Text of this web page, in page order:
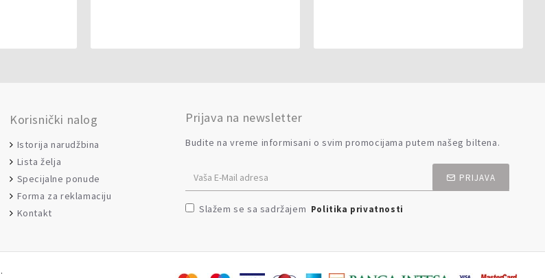
Korisnički nalog
Istorija narudžbina
Lista želja
Specijalne ponude
Forma za reklamaciju
Kontakt
Prijava na newsletter
Budite na vreme informisani o svim promocijama putem našeg biltena.
PRIJAVA
Slažem se sa sadržajem Politika privatnosti
.